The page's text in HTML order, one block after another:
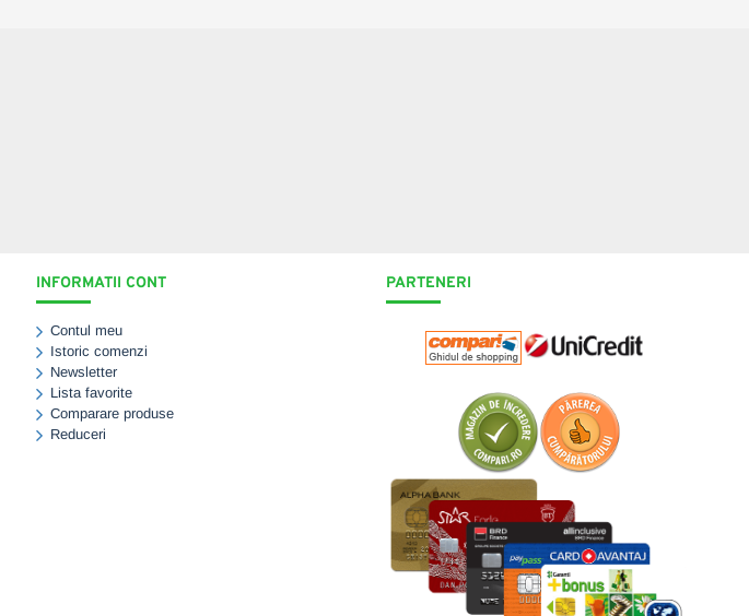
INFORMATII CONT
Contul meu
Istoric comenzi
Newsletter
Lista favorite
Comparare produse
Reduceri
PARTENERI